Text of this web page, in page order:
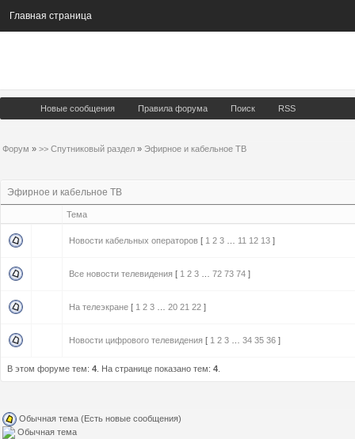
Главная страница
Новые сообщения Правила форума Поиск RSS
Форум » >> Спутниковый раздел » Эфирное и кабельное ТВ
Эфирное и кабельное ТВ
Тема
Новости кабельных операторов [ 1 2 3 11 12 13 ]
Все новости телевидения [ 1 2 3 72 73 74 ]
На телеэкране [ 1 2 3 20 21 22 ]
Новости цифрового телевидения [ 1 2 3 34 35 36 ]
В этом форуме тем: 4 . На странице показано тем: 4
Обычная тема (Есть новые сообщения)
Обычная тема